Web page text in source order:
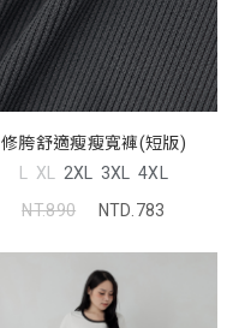
修胯舒適瘦瘦寬褲(短版)
L XL 2XL 3XL 4XL
NT.890
NTD.783